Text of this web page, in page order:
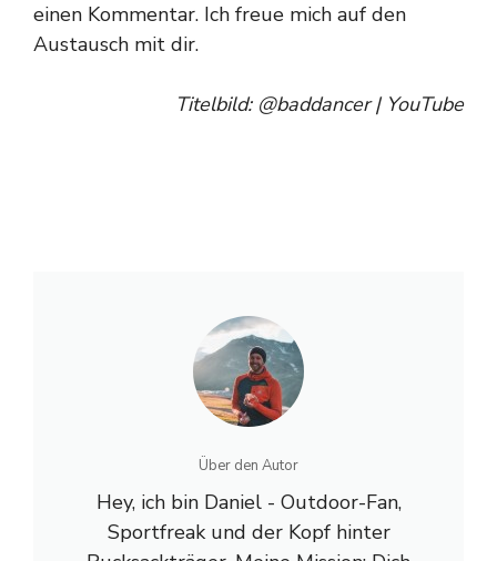
einen Kommentar. Ich freue mich auf den
Austausch mit dir.
Titelbild: @baddancer | YouTube
Über den Autor
Hey, ich bin Daniel - Outdoor-Fan,
Sportfreak und der Kopf hinter